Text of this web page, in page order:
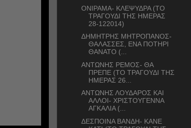
ΟΝΙΡΑΜΑ- ΚΛΕΨΥΔΡΑ (ΤΟ
ΤΡΑΓΟΥΔΙ ΤΗΣ ΗΜΕΡΑΣ
28-122014)
ΔΗΜΗΤΡΗΣ ΜΗΤΡΟΠΑΝΟΣ-
ΘΑΛΑΣΣΕΣ, ΕΝΑ ΠΟΤΗΡΙ
ΘΑΝΑΤΟ (...
ΑΝΤΩΝΗΣ ΡΕΜΟΣ- ΘΑ
ΠΡΕΠΕ (ΤΟ ΤΡΑΓΟΥΔΙ ΤΗΣ
ΗΜΕΡΑΣ 26...
ΑΝΤΩΝΗΣ ΛΟΥΔΑΡΟΣ ΚΑΙ
ΑΛΛΟΙ- ΧΡΙΣΤΟΥΓΕΝΝΑ
ΑΓΚΑΛΙΑ (...
ΔΕΣΠΟΙΝΑ ΒΑΝΔΗ- ΚΑΝΕ